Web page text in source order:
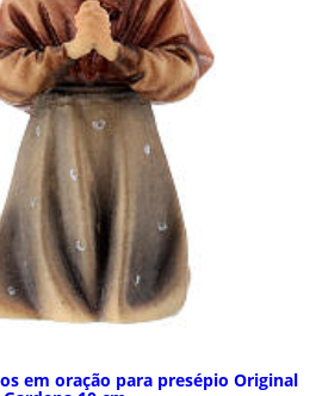
em oração para presépio Original